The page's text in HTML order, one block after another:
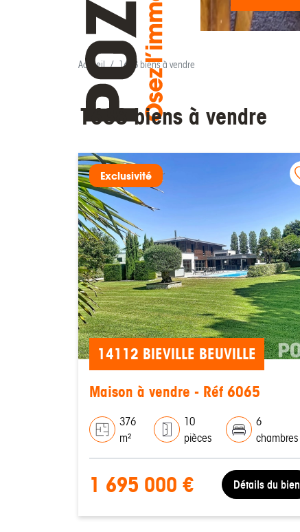
Accueil 1638 biens à vendre
1638 biens à vendre
Exclusivité
14112 BIEVILLE BEUVILLE
Maison à vendre - Réf 6065
376
m²
10
pièces
6
chambres
1 695 000 € Détails du bien